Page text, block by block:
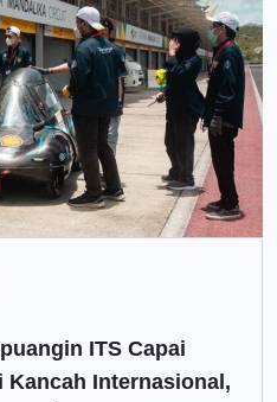
ITS Capai
Internasional,